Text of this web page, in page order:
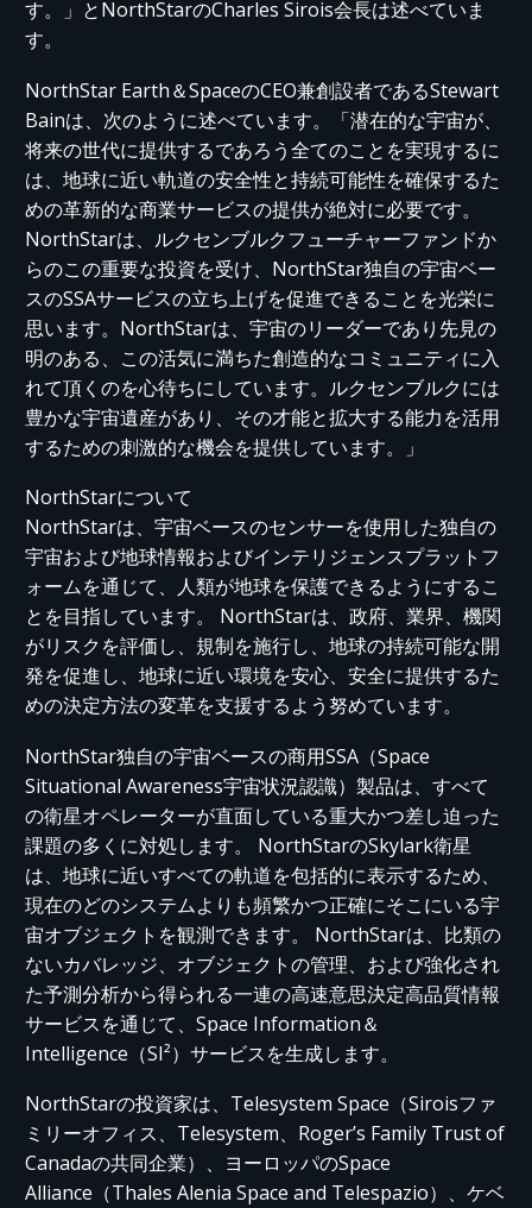
す。」とNorthStarのCharles Sirois会長は述べていま
す。
NorthStar Earth＆SpaceのCEO兼創設者であるStewart
Bainは、次のように述べています。「潜在的な宇宙が、
将来の世代に提供するであろう全てのことを実現するに
は、地球に近い軌道の安全性と持続可能性を確保するた
めの革新的な商業サービスの提供が絶対に必要です。
NorthStarは、ルクセンブルクフューチャーファンドか
らのこの重要な投資を受け、NorthStar独自の宇宙ベー
スのSSAサービスの立ち上げを促進できることを光栄に
思います。NorthStarは、宇宙のリーダーであり先見の
明のある、この活気に満ちた創造的なコミュニティに入
れて頂くのを心待ちにしています。ルクセンブルクには
豊かな宇宙遺産があり、その才能と拡大する能力を活用
するための刺激的な機会を提供しています。」
NorthStarについて
NorthStarは、宇宙ベースのセンサーを使用した独自の
宇宙および地球情報およびインテリジェンスプラットフ
ォームを通じて、人類が地球を保護できるようにするこ
とを目指しています。 NorthStarは、政府、業界、機関
がリスクを評価し、規制を施行し、地球の持続可能な開
発を促進し、地球に近い環境を安心、安全に提供するた
めの決定方法の変革を支援するよう努めています。
NorthStar独自の宇宙ベースの商用SSA（Space
Situational Awareness宇宙状況認識）製品は、すべて
の衛星オペレーターが直面している重大かつ差し迫った
課題の多くに対処します。 NorthStarのSkylark衛星
は、地球に近いすべての軌道を包括的に表示するため、
現在のどのシステムよりも頻繁かつ正確にそこにいる宇
宙オブジェクトを観測できます。 NorthStarは、比類の
ないカバレッジ、オブジェクトの管理、および強化され
た予測分析から得られる一連の高速意思決定高品質情報
サービスを通じて、Space Information＆
Intelligence（SI²）サービスを生成します。
NorthStarの投資家は、Telesystem Space（Siroisファ
ミリーオフィス、Telesystem、Roger’s Family Trust of
Canadaの共同企業）、ヨーロッパのSpace
Alliance（Thales Alenia Space and Telespazio）、ケベ